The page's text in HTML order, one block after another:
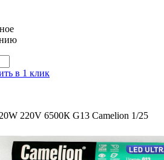
в 1 клик
220V 6500К G13 Camelion 1/25